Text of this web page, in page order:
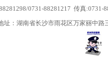
0731-88281217 传真:0731-
址：湖南省长沙市雨花区万家丽中